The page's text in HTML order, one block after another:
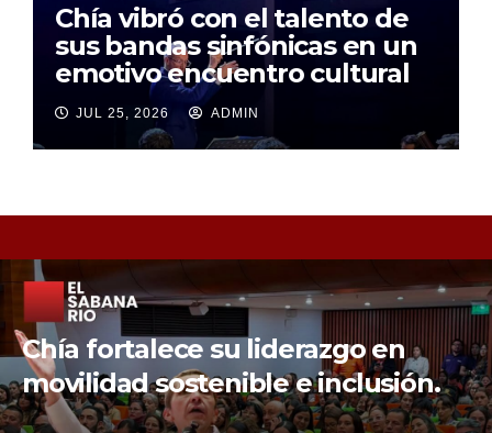
Chía vibró con el talento de
sus bandas sinfónicas en un
emotivo encuentro cultural
JUL 25, 2026 ADMIN
Chía fortalece la protección de sus
fuentes hídricas con la compra de
tres nuevos predios